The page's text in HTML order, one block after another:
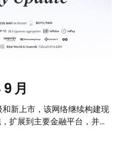
月
新上市，该网络继续构建现
扩展到主要金融平台，并发